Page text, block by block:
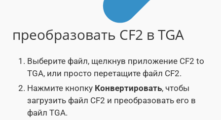
преобразовать CF2 в TGA
Выберите файл, щелкнув приложение CF2 to
TGA, или просто перетащите файл CF2.
Нажмите кнопку Конвертировать, чтобы
загрузить файл CF2 и преобразовать его в
файл TGA.